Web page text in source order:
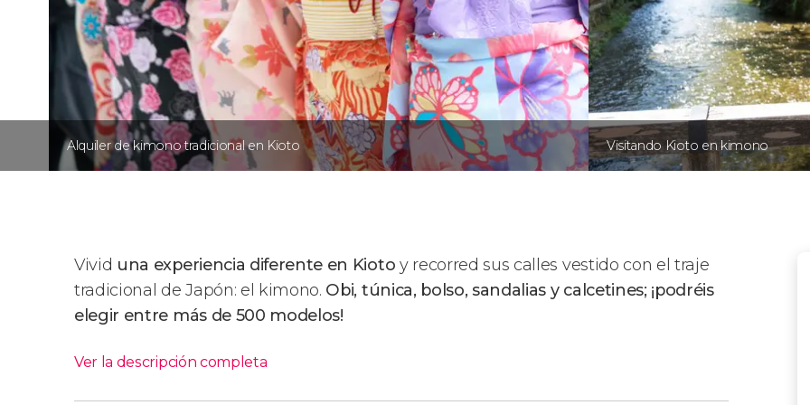
Alquiler de kimono tradicional en Kioto Visitando Kioto en kimono
Vivid una experiencia diferente en Kioto y recorred sus calles vestido con el traje
tradicional de Japón: el kimono. Obi, túnica, bolso, sandalias y calcetines; ¡podréis
elegir entre más de 500 modelos!
Ver la descripción completa